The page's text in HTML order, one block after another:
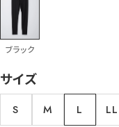
ブラック
サイズ
S M L LL